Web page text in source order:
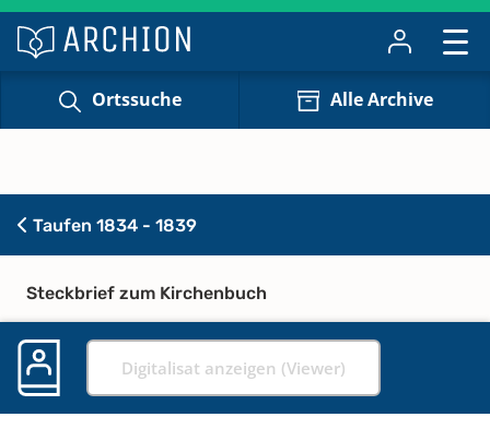
Ortssuche Alle Archive
Taufen 1834 - 1839
Steckbrief zum Kirchenbuch
Digitalisat anzeigen (Viewer)